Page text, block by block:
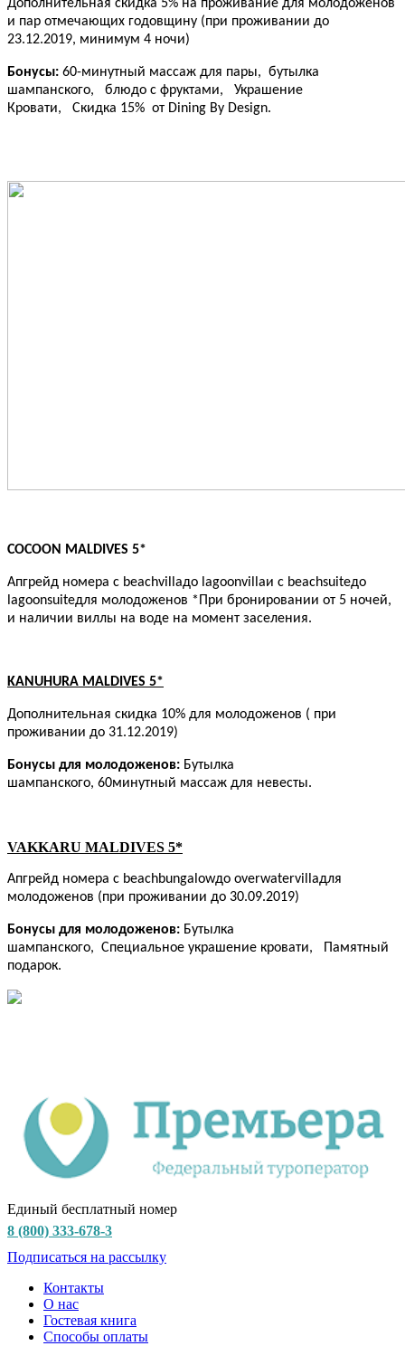
Дополнительная скидка 5% на проживание для молодоженов
и пар отмечающих годовщину (при проживании до
23.12.2019, минимум 4 ночи)
Бонусы: 60-минутный массаж для пары, бутылка
шампанского,
блюдо с фруктами,
Украшение
Кровати,
Скидка 15% от Dining By Design.
COCOON MALDIVES 5*
Апгрейд номера с beachvillaдо lagoonvillaи с beachsuiteдо
lagoonsuiteдля молодоженов *При бронировании от 5 ночей,
и наличии виллы на воде на момент заселения.
KANUHURA MALDIVES 5*
Дополнительная скидка 10% для молодоженов ( при
проживании до 31.12.2019)
Бонусы для молодоженов: Бутылка
шампанского, 60минутный массаж для невесты.
VAKKARU MALDIVES 5*
Апгрейд номера с beachbungalowдо overwatervillaдля
молодоженов (при проживании до 30.09.2019)
Бонусы для молодоженов: Бутылка
шампанского, Специальное украшение кровати,
Памятный
подарок.
Единый бесплатный номер
8 (800) 333-678-3
Подписаться на рассылку
Контакты
О нас
Гостевая книга
Способы оплаты